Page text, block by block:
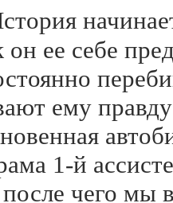
ее себе
ему
1-й
чего мы